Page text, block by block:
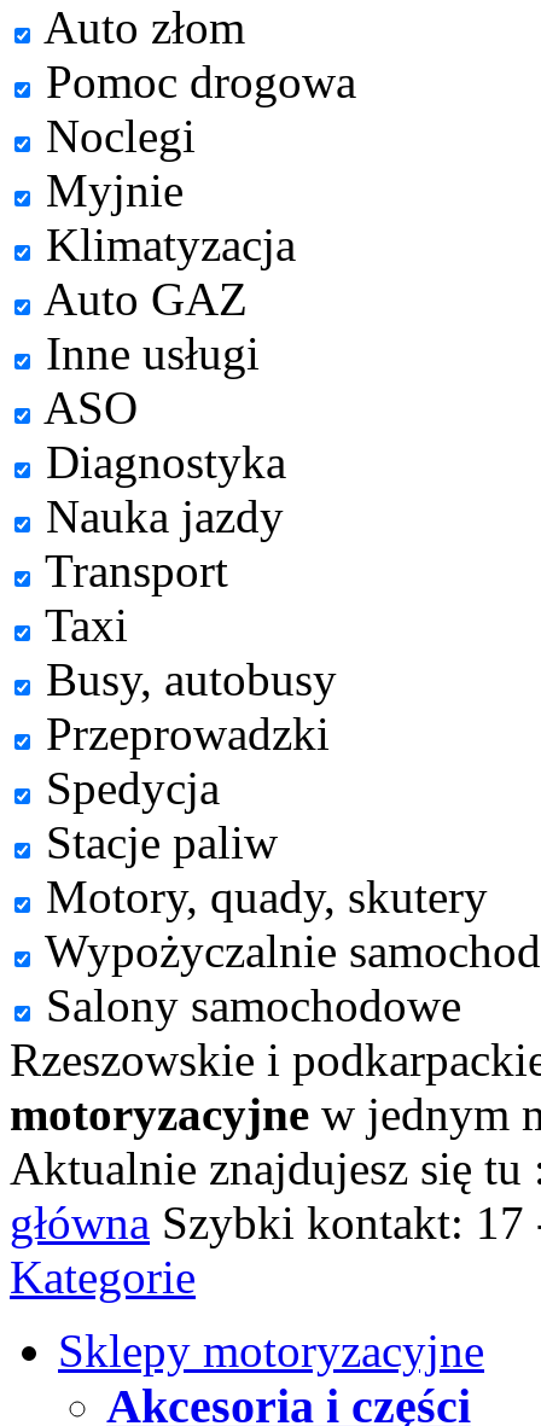
Auto złom
Pomoc drogowa
Noclegi
Myjnie
Klimatyzacja
Auto GAZ
Inne usługi
ASO
Diagnostyka
Nauka jazdy
Transport
Taxi
Busy, autobusy
Przeprowadzki
Spedycja
Stacje paliw
Motory, quady, skutery
Wypożyczalnie
Salony samochodowe
Rzeszowskie i
motoryzacyjne w jednym
Aktualnie znajdujesz się
główna Szybki kontakt: 17
Kategorie
Sklepy motoryzacyjne
Akcesoria i części